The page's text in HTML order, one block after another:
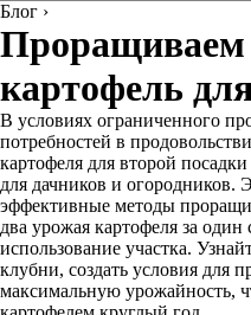
Блог ›
Проращиваем
картофель
В условиях ограниченного
потребностей в
картофеля для второй
для дачников и огородников.
эффективные методы
два урожая картофеля за
использование участка.
клубни, создать условия для
максимальную урожайность,